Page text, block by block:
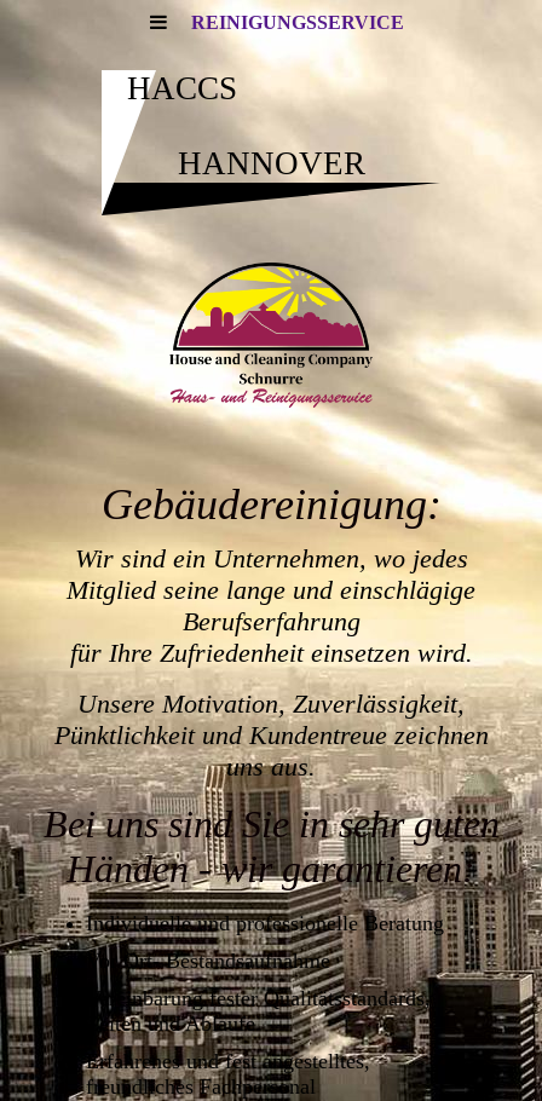
REINIGUNGSSERVICE
HACCS
HANNOVER
Gebäudereinigung:
Wir sind ein Unternehmen, wo jedes
Mitglied seine lange und einschlägige
Berufserfahrung
für Ihre Zufriedenheit einsetzen wird.
Unsere Motivation, Zuverlässigkeit,
Pünktlichkeit und Kundentreue zeichnen
uns aus.
Bei uns sind Sie in sehr guten
Händen - wir garantieren:
Individuelle und professionelle Beratung
Vor Ort- Bestandsaufnahme
Vereinbarung fester Qualitätsstandards,
Zeiten und Abläufe
Erfahrenes und fest angestelltes,
freundliches Fachpersonal